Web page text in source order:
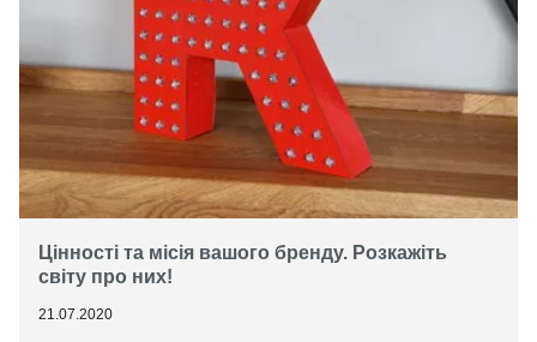
Цінності та місія вашого бренду. Розкажіть
світу про них!
21.07.2020